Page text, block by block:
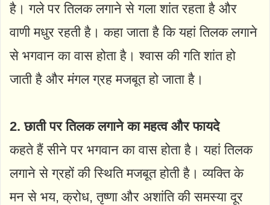
है। गले पर तिलक लगाने से गला शांत रहता है और
वाणी मधुर रहती है। कहा जाता है कि यहां तिलक लगाने
से भगवान का वास होता है। श्वास की गति शांत हो
जाती है और मंगल ग्रह मजबूत हो जाता है।
2. छाती पर तिलक लगाने का महत्व और फायदे
कहते हैं सीने पर भगवान का वास होता है। यहां तिलक
लगाने से ग्रहों की स्थिति मजबूत होती है। व्यक्ति के
मन से भय, क्रोध, तृष्णा और अशांति की समस्या दूर